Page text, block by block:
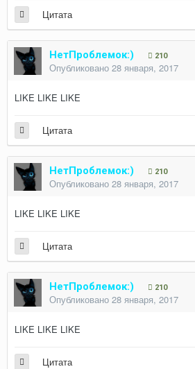
Цитата
НетПроблемок:) 210
Опубликовано 28 января, 2017
LIKE LIKE LIKE
Цитата
НетПроблемок:) 210
Опубликовано 28 января, 2017
LIKE LIKE LIKE
Цитата
НетПроблемок:) 210
Опубликовано 28 января, 2017
LIKE LIKE LIKE
Цитата